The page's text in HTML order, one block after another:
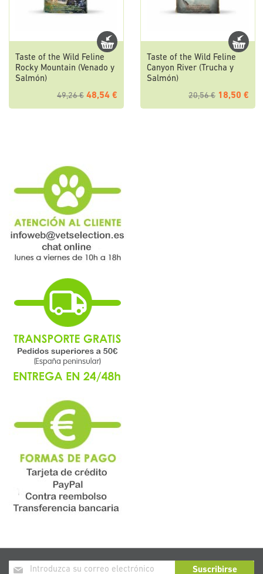
Taste of the Wild Feline
Rocky Mountain (Venado y
Salmón)
49,26 € 48,54 €
Taste of the Wild Feline
Canyon River (Trucha y
Salmón)
20,56 € 18,50 €
Inscríbase
Suscribirse